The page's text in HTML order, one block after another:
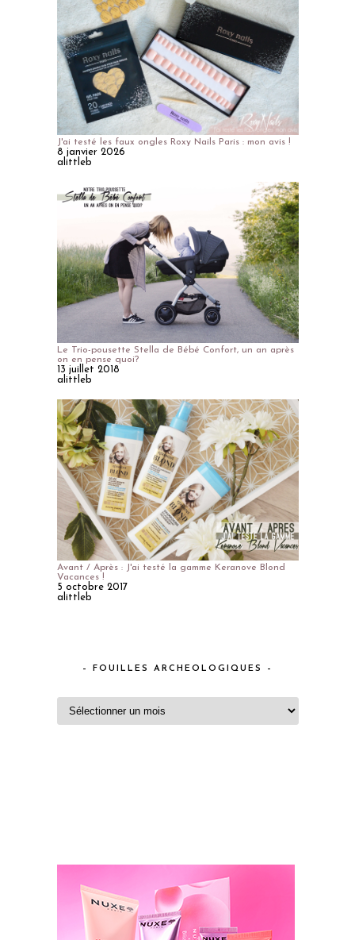
J'ai testé les faux ongles Roxy Nails Paris : mon avis !
8 janvier 2026
alittleb
Le Trio-pousette Stella de Bébé Confort, un an après
on en pense quoi?
13 juillet 2018
alittleb
Avant / Après : J'ai testé la gamme Keranove Blond
Vacances !
5 octobre 2017
alittleb
– FOUILLES ARCHEOLOGIQUES –